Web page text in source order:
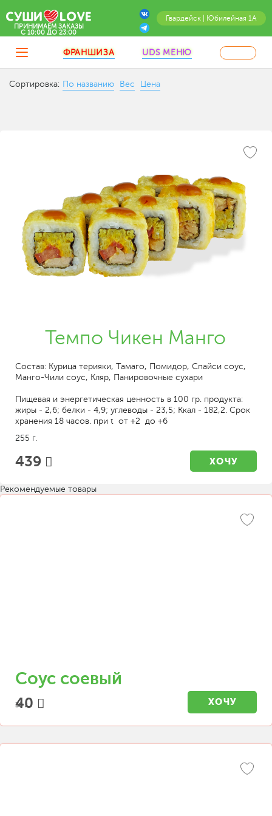
Гвардейск | Юбилейная 1А
ПРИНИМАЕМ ЗАКАЗЫ
C 10:00 ДО 23:00
ФРАНШИЗА UDS МЕНЮ
Сортировка: По названию Вес Цена
Темпо Чикен Манго
Состав: Курица терияки, Тамаго, Помидор, Спайси соус,
Манго-Чили соус, Кляр, Панировочные сухари
Пищевая и энергетическая ценность в 100 гр. продукта:
жиры - 2,6; белки - 4,9; углеводы - 23,5; Ккал - 182,2. Срок
хранения 18 часов. при t от +2 до +6
255 г.
439 ХОЧУ
Рекомендуемые товары
Соус соевый
30 г.
40 ХОЧУ